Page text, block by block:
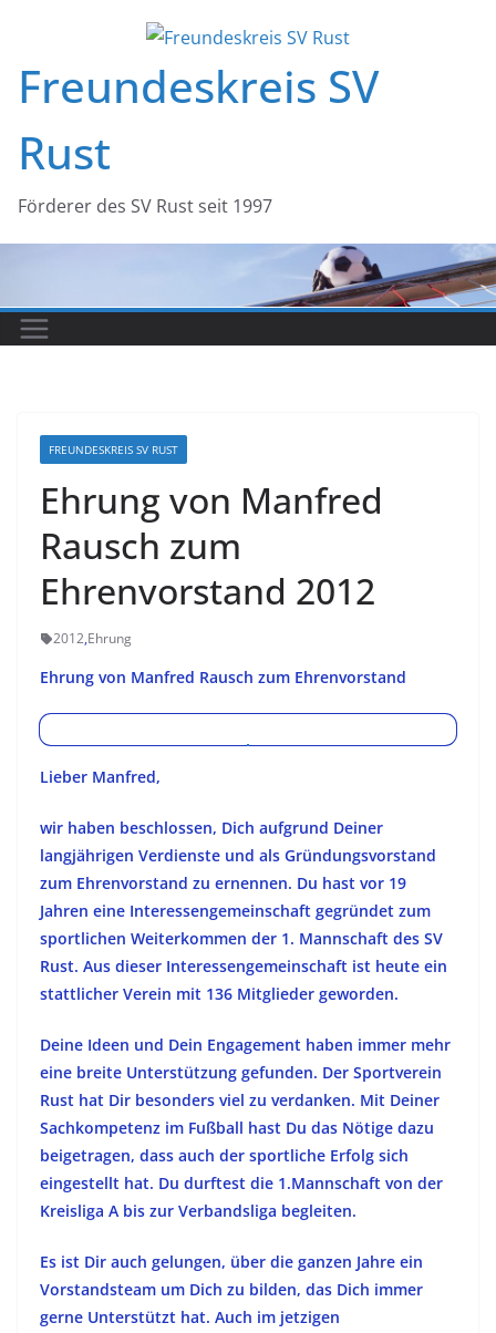
springen
Freundeskreis SV
Rust
Förderer des SV Rust seit 1997
FREUNDESKREIS SV RUST
Ehrung von Manfred
Rausch zum
Ehrenvorstand 2012
2012,Ehrung
Ehrung von Manfred Rausch zum Ehrenvorstand
Lieber Manfred,
wir haben beschlossen, Dich aufgrund Deiner
langjährigen Verdienste und als Gründungsvorstand
zum Ehrenvorstand zu ernennen. Du hast vor 19
Jahren eine Interessengemeinschaft gegründet zum
sportlichen Weiterkommen der 1. Mannschaft des SV
Rust. Aus dieser Interessengemeinschaft ist heute ein
stattlicher Verein mit 136 Mitglieder geworden.
Deine Ideen und Dein Engagement haben immer mehr
eine breite Unterstützung gefunden. Der Sportverein
Rust hat Dir besonders viel zu verdanken. Mit Deiner
Sachkompetenz im Fußball hast Du das Nötige dazu
beigetragen, dass auch der sportliche Erfolg sich
eingestellt hat. Du durftest die 1.Mannschaft von der
Kreisliga A bis zur Verbandsliga begleiten.
Es ist Dir auch gelungen, über die ganzen Jahre ein
Vorstandsteam um Dich zu bilden, das Dich immer
gerne Unterstützt hat. Auch im jetzigen